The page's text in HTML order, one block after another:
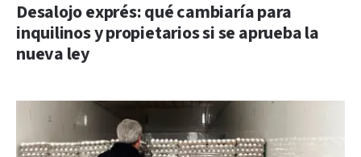
Desalojo exprés: qué cambiaría para
inquilinos y propietarios si se aprueba la
nueva ley